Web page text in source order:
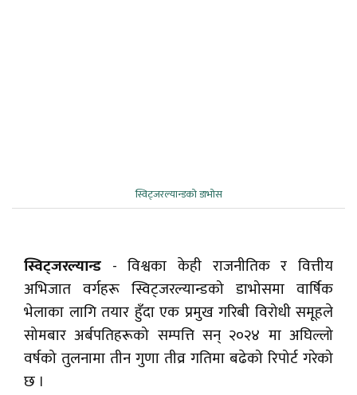
स्विट्जरल्यान्डको डाभोस
स्विट्जरल्यान्ड - विश्वका केही राजनीतिक र वित्तीय
अभिजात वर्गहरू स्विट्जरल्यान्डको डाभोसमा वार्षिक
भेलाका लागि तयार हुँदा एक प्रमुख गरिबी विरोधी समूहले
सोमबार अर्बपतिहरूको सम्पत्ति सन् २०२४ मा अघिल्लो
वर्षको तुलनामा तीन गुणा तीव्र गतिमा बढेको रिपोर्ट गरेको
छ ।